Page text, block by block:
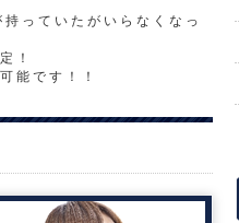
っていたがいらなくなっ
！
能です！！